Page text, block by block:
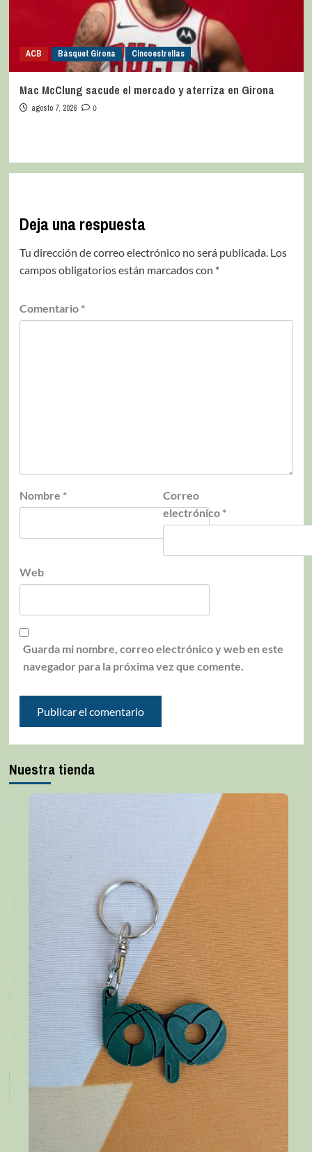
ACB Bàsquet Girona Cincoestrellas
Mac McClung sacude el mercado y aterriza en Girona
agosto 7, 2026 0
Deja una respuesta
Tu dirección de correo electrónico no será publicada. Los
campos obligatorios están marcados con *
Comentario *
Nombre *
Correo
electrónico *
Web
Guarda mi nombre, correo electrónico y web en este
navegador para la próxima vez que comente.
Nuestra tienda